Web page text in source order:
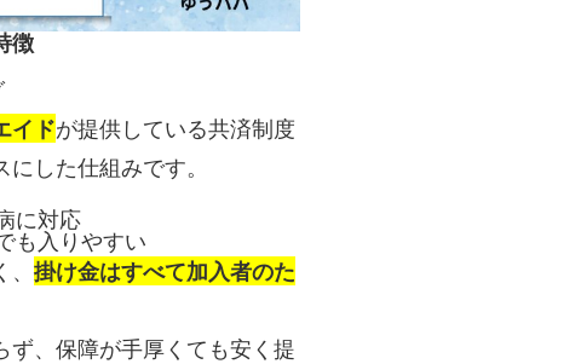
徴
イドが提供している共済制度
した仕組みです。
に対応
も入りやすい
掛け金はすべて加入者のた
ず、保障が手厚くても安く提